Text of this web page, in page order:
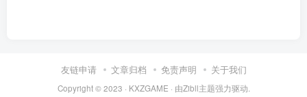
友链申请 文章归档 免责声明 关于我们
Copyright © 2023 · KXZGAME · 由Zibll主题强力驱动.